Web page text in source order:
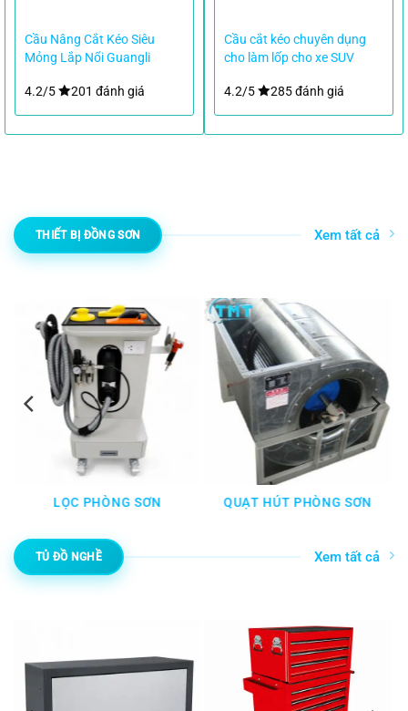
Cầu Nâng Cắt Kéo Siêu
Mỏng Lắp Nổi Guangli
4.2/5
201 đánh giá
Cầu cắt kéo chuyên dụng
cho làm lốp cho xe SUV
4.2/5 285 đánh giá
THIẾT BỊ ĐỒNG SƠN Xem tất cả
QUẠT HÚT PHÒNG SƠN
DỤNG CỤ
TỦ ĐỒ NGHỀ Xem tất cả